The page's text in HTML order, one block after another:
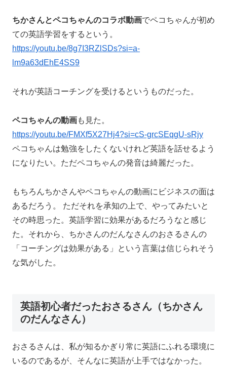
ちかさんとペコちゃんのコラボ動画でペコちゃんが初め
ての英語学習をするという。
https://youtu.be/8g7I3RZlSDs?si=a-
lm9a63dEhE4SS9
それが英語コーチングを受けるというものだった。
ペコちゃんの動画も見た。
https://youtu.be/FMXf5X27Hj4?si=cS-grcSEqgU-sRjy
ペコちゃんは勉強をしたくないけれど英語を話せるよう
になりたい。ただペコちゃんの発音は綺麗だった。
もちろんちかさんやペコちゃんの動画にビジネスの面は
あるだろう。 ただそれを承知の上で、やってみたいと
その時思った。英語学習に効果があるだろうなと感じ
た。それから、ちかさんのだんなさんのおさるさんの
「コーチングは効果がある」という言葉は信じられそう
な気がした。
英語初心者だったおさるさん（ちかさん
のだんなさん）
おさるさんは、私が知るかぎり常に英語にふれる環境に
いるのであるが、そんなに英語が上手ではなかった。